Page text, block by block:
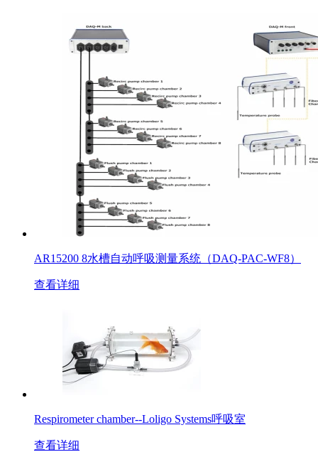
AR15200 8水槽自动呼吸测量系统（DAQ-PAC-WF8）
查看详细
Respirometer chamber--Loligo Systems呼吸室
查看详细